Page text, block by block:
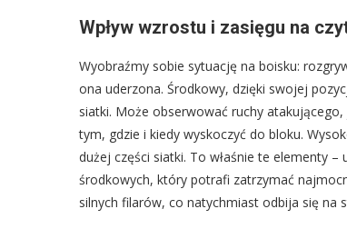
Wpływ wzrostu i zasięgu na
Wyobraźmy sobie sytuację na boisku:
ona uderzona. Środkowy, dzięki swojej
siatki. Może obserwować ruchy
tym, gdzie i kiedy wyskoczyć do bloku.
dużej części siatki. To właśnie te elementy
środkowych, który potrafi zatrzymać
silnych filarów, co natychmiast odbija się na